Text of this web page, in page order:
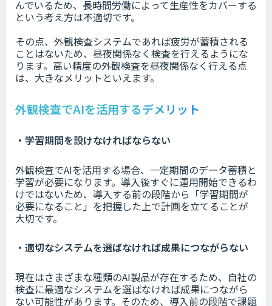
んでいるため、長時間労働によって生産性をカバーする
という考え方は不適切です。
その点、外観検査システムであれば疲労が蓄積される
ことはないため、昼夜関係なく検査を行えるようにな
ります。高い精度の外観検査を昼夜関係なく行える点
は、大きなメリットといえます。
外観検査でAIを活用するデメリット
・学習期間を設けなければならない
外観検査でAIを活用する場合、一定期間のデータ蓄積と
学習が必要になります。導入後すぐに運用開始できるわ
けではないため、導入する前の段階から「学習期間が
必要になること」を把握した上で計画を立てることが
大切です。
・適切なシステムを選ばなければ成果につながらない
現在はさまざまな種類のAI製品が存在するため、自社の
検査に最適なシステムを選ばなければ成果につながら
ない可能性があります。そのため、導入前の段階で課題